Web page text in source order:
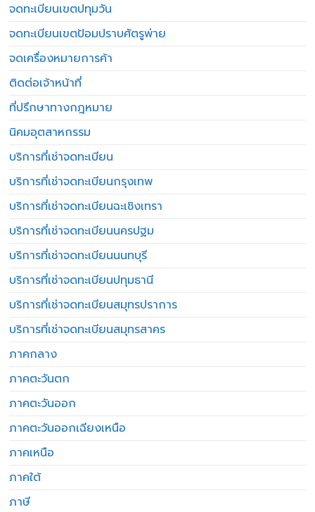
จดทะเบียนเขตปทุมวัน
จดทะเบียนเขตป้อมปราบศัตรูพ่าย
จดเครื่องหมายการค้า
ติดต่อเจ้าหน้าที่
ที่ปรึกษาทางกฎหมาย
นิคมอุตสาหกรรม
บริการที่เช่าจดทะเบียน
บริการที่เช่าจดทะเบียนกรุงเทพ
บริการที่เช่าจดทะเบียนฉะเชิงเทรา
บริการที่เช่าจดทะเบียนนครปฐม
บริการที่เช่าจดทะเบียนนนทบุรี
บริการที่เช่าจดทะเบียนปทุมธานี
บริการที่เช่าจดทะเบียนสมุทรปราการ
บริการที่เช่าจดทะเบียนสมุทรสาคร
ภาคกลาง
ภาคตะวันตก
ภาคตะวันออก
ภาคตะวันออกเฉียงเหนือ
ภาคเหนือ
ภาคใต้
ภาษี